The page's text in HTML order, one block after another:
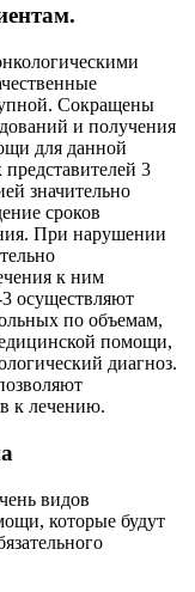
Сокращены
и получения
для данной
3
значительно
сроков
При нарушении
к ним
осуществляют
по объемам,
помощи,
диагноз.
к лечению.
видов
которые будут